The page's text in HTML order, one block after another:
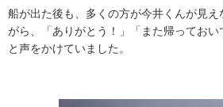
船が出た後も、多くの方が今井くんが見
がら、「ありがとう！」「また帰っておい
と声をかけていました。